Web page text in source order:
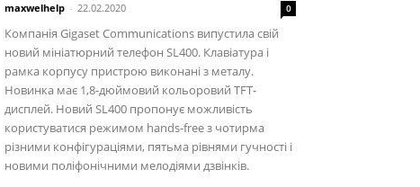
maxwelhelp - 22.02.2020 0
Компанія Gigaset Communications випустила свій
новий мініатюрний телефон SL400. Клавіатура і
рамка корпусу пристрою виконані з металу.
Новинка має 1,8-дюймовий кольоровий TFT-
дисплей. Новий SL400 пропонує можливість
користуватися режимом hands-free з чотирма
різними конфігураціями, пятьма рівнями гучності і
новими поліфонічними мелодіями дзвінків.